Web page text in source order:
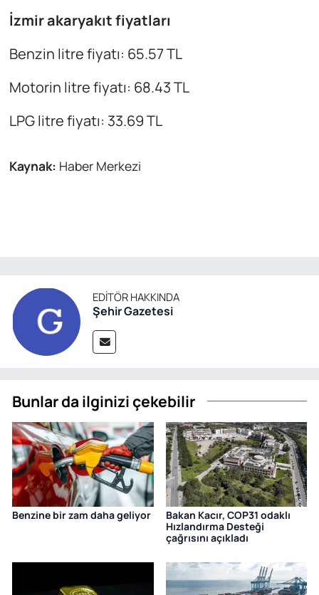
İzmir akaryakıt fiyatları
Benzin litre fiyatı: 65.57 TL
Motorin litre fiyatı: 68.43 TL
LPG litre fiyatı: 33.69 TL
Kaynak: Haber Merkezi
EDITÖR HAKKINDA
Şehir Gazetesi
Bunlar da ilginizi çekebilir
Benzine bir zam daha geliyor
Bakan Kacır, COP31 odaklı
Hızlandırma Desteği
çağrısını açıkladı